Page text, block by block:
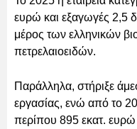
ευρώ και εξαγωγές 2,5
μέρος των ελληνικών
πετρελαιοειδών.
Παράλληλα, στήριξε
εργασίας, ενώ από το
περίπου 895 εκατ.